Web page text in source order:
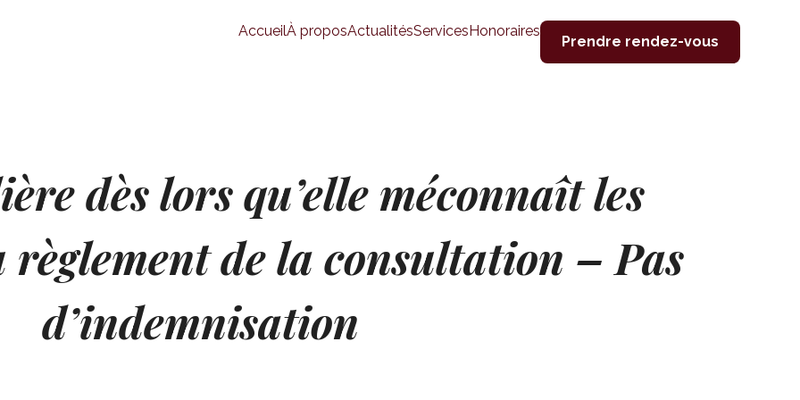
AccueilÀ proposActualitésServicesHonoraires
Prendre rendez-vous
dès lors qu’elle méconnaît les
de la consultation – Pas
d’indemnisation